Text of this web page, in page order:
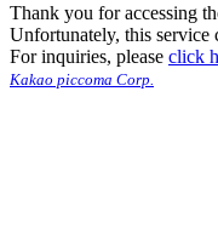
Thank you for accessing
Unfortunately, this service
For inquiries, please click
Kakao piccoma Corp.